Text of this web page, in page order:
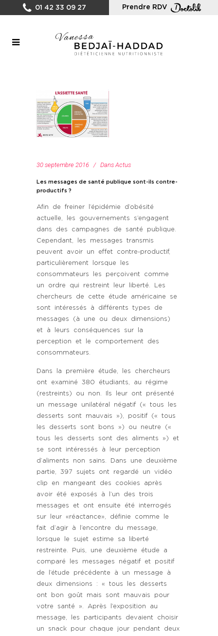
01 42 33 09 27 Prendre RDV
30 septembre 2016 Dans Actus
Les messages de santé publique sont-ils contre-
productifs ?
Afin de freiner l’épidémie d’obésité
actuelle, les gouvernements s’engagent
dans des campagnes de santé publique.
Cependant, les messages transmis
peuvent avoir un effet contre-productif,
particulièrement lorsque les
consommateurs les perçoivent comme
un ordre qui restreint leur liberté. Les
chercheurs de cette étude américaine se
sont intéressés à différents types de
messages (à une ou deux dimensions)
et à leurs conséquences sur la
perception et le comportement des
consommateurs.
Dans la première étude, les chercheurs
ont examiné 380 étudiants, au régime
(restreints) ou non. Ils leur ont présenté
un message unilatéral négatif (« tous les
desserts sont mauvais »), positif (« tous
les desserts sont bons ») ou neutre («
tous les desserts sont des aliments ») et
se sont intéressés à leur perception
d’aliments non sains. Dans une deuxième
partie, 397 sujets ont regardé un vidéo
clip en mangeant des cookies après
avoir été exposés à l’un des trois
messages et ont ensuite été interrogés
sur leur «réactance», définie comme le
fait d’agir à l’encontre du message,
lorsque le sujet estime sa liberté
restreinte. Puis, une deuxième étude a
comparé les messages négatif et positif
de l’étude précédente à un message à
deux dimensions : « tous les desserts
ont bon goût mais sont mauvais pour
votre santé ». Après l’exposition au
message, les participants devaient choisir
un snack pour chaque jour pendant deux